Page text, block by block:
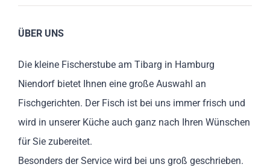
ÜBER UNS
Die kleine Fischerstube am Tibarg in Hamburg
Niendorf bietet Ihnen eine große Auswahl an
Fischgerichten. Der Fisch ist bei uns immer frisch und
wird in unserer Küche auch ganz nach Ihren Wünschen
für Sie zubereitet.
Besonders der Service wird bei uns groß geschrieben.